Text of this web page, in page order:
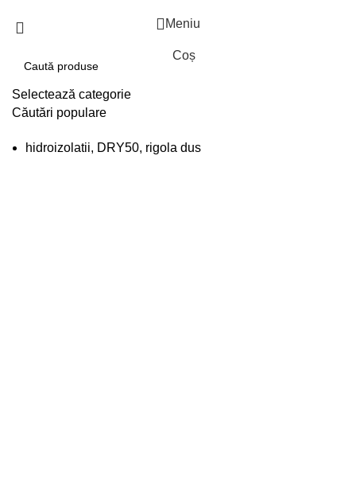
Selectează categorie
Căutări populare
hidroizolatii, DRY50, rigola dus
Meniu
Coș